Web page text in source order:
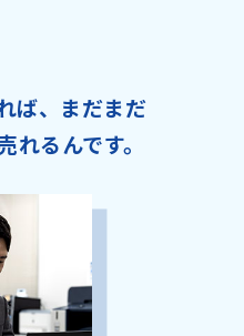
ば、まだまだ
れるんです。